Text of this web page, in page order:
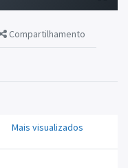
Mais visualizados
Compartilhamento